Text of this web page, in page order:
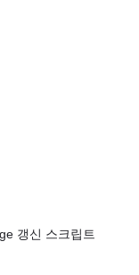
갱신 스크립트